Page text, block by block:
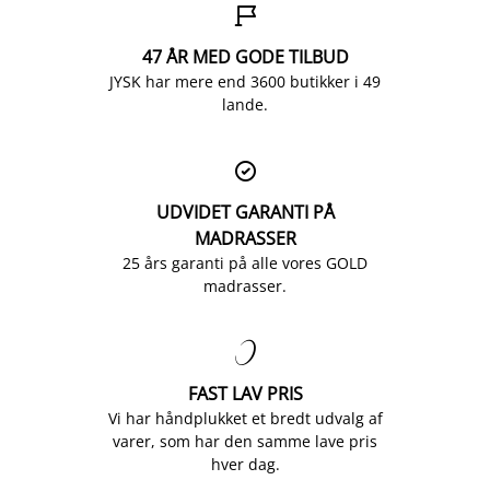

47 ÅR MED GODE TILBUD
JYSK har mere end 3600 butikker i 49
lande.

UDVIDET GARANTI PÅ
MADRASSER
25 års garanti på alle vores GOLD
madrasser.

FAST LAV PRIS
Vi har håndplukket et bredt udvalg af
varer, som har den samme lave pris
hver dag.